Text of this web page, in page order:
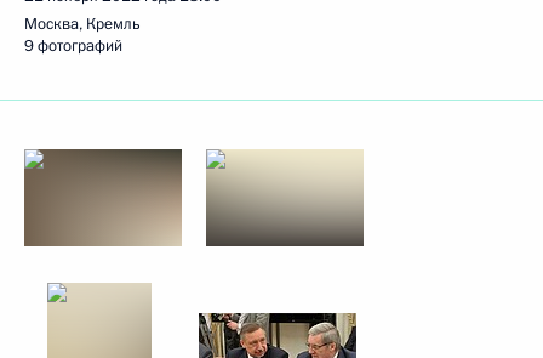
Москва, Кремль
9 фотографий